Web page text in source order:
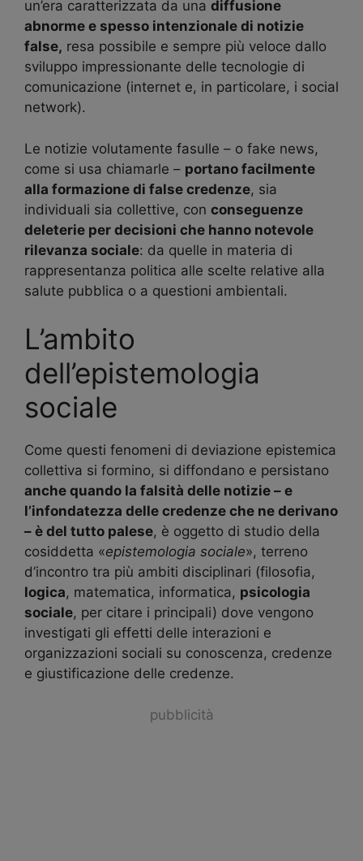
un’era caratterizzata da una diffusione
abnorme e spesso intenzionale di notizie
false, resa possibile e sempre più veloce dallo
sviluppo impressionante delle tecnologie di
comunicazione (internet e, in particolare, i social
network).
Le notizie volutamente fasulle – o fake news,
come si usa chiamarle – portano facilmente
alla formazione di false credenze, sia
individuali sia collettive, con conseguenze
deleterie per decisioni che hanno notevole
rilevanza sociale: da quelle in materia di
rappresentanza politica alle scelte relative alla
salute pubblica o a questioni ambientali.
L’ambito
dell’epistemologia
sociale
Come questi fenomeni di deviazione epistemica
collettiva si formino, si diffondano e persistano
anche quando la falsità delle notizie – e
l’infondatezza delle credenze che ne derivano
– è del tutto palese, è oggetto di studio della
cosiddetta «epistemologia sociale», terreno
d’incontro tra più ambiti disciplinari (filosofia,
logica, matematica, informatica, psicologia
sociale, per citare i principali) dove vengono
investigati gli effetti delle interazioni e
organizzazioni sociali su conoscenza, credenze
e giustificazione delle credenze.
pubblicità